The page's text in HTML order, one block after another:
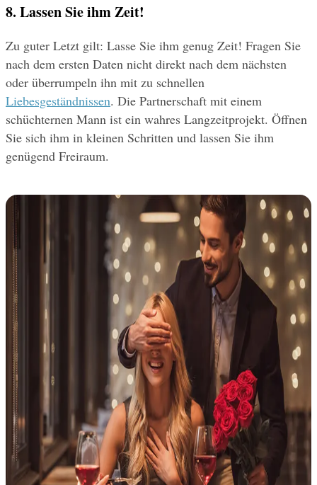
8. Lassen Sie ihm Zeit!
Zu guter Letzt gilt: Lasse Sie ihm genug Zeit! Fragen Sie
nach dem ersten Daten nicht direkt nach dem nächsten
Liebesgeständnissen. Die Partnerschaft mit einem
schüchternen Mann ist ein wahres Langzeitprojekt. Öffnen
Sie sich ihm in kleinen Schritten und lassen Sie ihm
genügend Freiraum.